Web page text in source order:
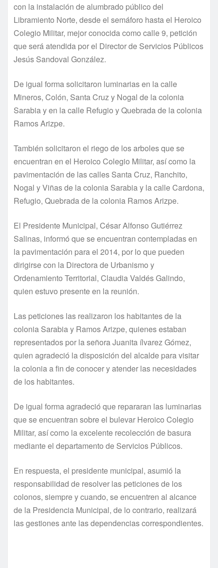
con la instalación de alumbrado público del
Libramiento Norte, desde el semáforo hasta el Heroico
Colegio Militar, mejor conocida como calle 9, petición
que será atendida por el Director de Servicios Públicos
Jesús Sandoval González.
De igual forma solicitaron luminarias en la calle
Mineros, Colón, Santa Cruz y Nogal de la colonia
Sarabia y en la calle Refugio y Quebrada de la colonia
Ramos Arizpe.
También solicitaron el riego de los arboles que se
encuentran en el Heroico Colegio Militar, así­ como la
pavimentación de las calles Santa Cruz, Ranchito,
Nogal y Viñas de la colonia Sarabia y la calle Cardona,
Refugio, Quebrada de la colonia Ramos Arizpe.
El Presidente Municipal, César Alfonso Gutiérrez
Salinas, informó que se encuentran contempladas en
la pavimentación para el 2014, por lo que pueden
dirigirse con la Directora de Urbanismo y
Ordenamiento Territorial, Claudia Valdés Galindo,
quien estuvo presente en la reunión.
Las peticiones las realizaron los habitantes de la
colonia Sarabia y Ramos Arizpe, quienes estaban
representados por la señora Juanita ílvarez Gómez,
quien agradeció la disposición del alcalde para visitar
la colonia a fin de conocer y atender las necesidades
de los habitantes.
De igual forma agradeció que repararan las luminarias
que se encuentran sobre el bulevar Heroico Colegio
Militar, así­ como la excelente recolección de basura
mediante el departamento de Servicios Públicos.
En respuesta, el presidente municipal, asumió la
responsabilidad de resolver las peticiones de los
colonos, siempre y cuando, se encuentren al alcance
de la Presidencia Municipal, de lo contrario, realizará
las gestiones ante las dependencias correspondientes.